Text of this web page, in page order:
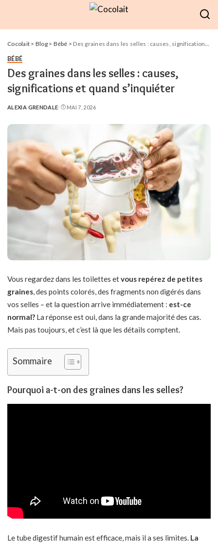
Cocolait > Blog> Bébé > Des graines dans les selles : causes, significations et quand s’inquiéter
BÉBÉ
Des graines dans les selles : causes,
significations et quand s’inquiéter
POSTED
ALEXIA GRENDALE MAI 7, 2026
Vous regardez dans les toilettes etvous repérez de petites
graines, des points colorés, des fragments non digérés dans
vos selles – et la question arrive immédiatement : est-ce
normal? La réponse est oui, dans la grande majorité des cas.
Mais pas toujours, et c’est là que les détails comptent.
Sommaire
Pourquoi a-t-on des graines dans les selles?
Le tube digestif humain est efficace, mais il a ses limites. La